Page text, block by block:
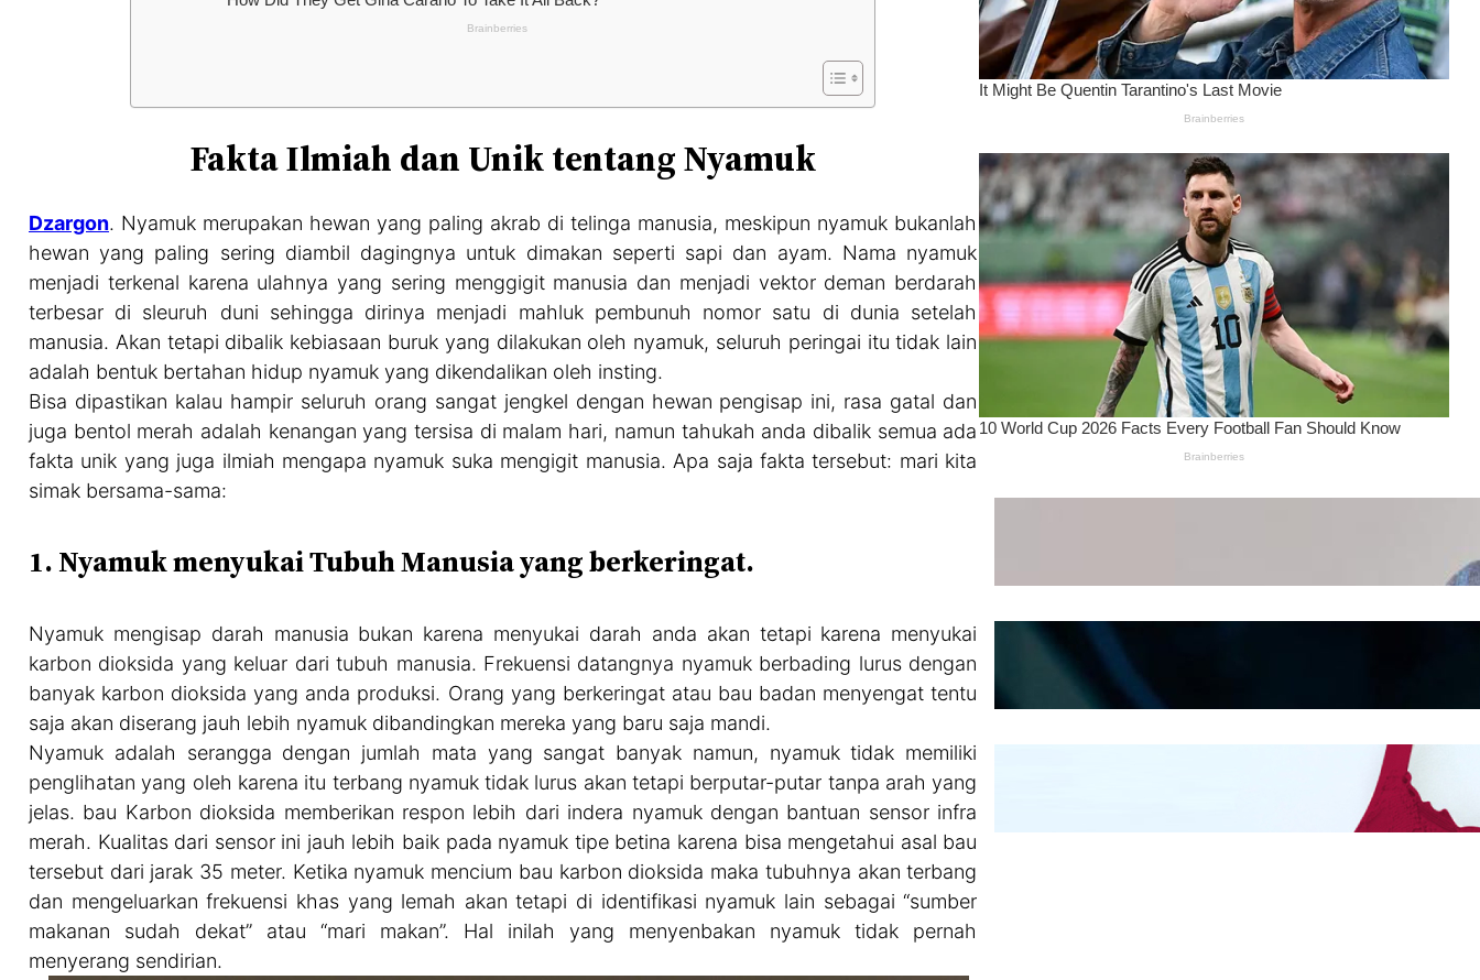
Fakta Ilmiah dan Unik tentang Nyamuk
Dzargon. Nyamuk merupakan hewan yang paling akrab di telinga manusia, meskipun nyamuk bukanlah
hewan yang paling sering diambil dagingnya untuk dimakan seperti sapi dan ayam. Nama nyamuk
menjadi terkenal karena ulahnya yang sering menggigit manusia dan menjadi vektor deman berdarah
terbesar di sleuruh duni sehingga dirinya menjadi mahluk pembunuh nomor satu di dunia setelah
manusia. Akan tetapi dibalik kebiasaan buruk yang dilakukan oleh nyamuk, seluruh peringai itu tidak lain
adalah bentuk bertahan hidup nyamuk yang dikendalikan oleh insting.
Bisa dipastikan kalau hampir seluruh orang sangat jengkel dengan hewan pengisap ini, rasa gatal dan
juga bentol merah adalah kenangan yang tersisa di malam hari, namun tahukah anda dibalik semua ada
fakta unik yang juga ilmiah mengapa nyamuk suka mengigit manusia. Apa saja fakta tersebut: mari kita
simak bersama-sama:
1. Nyamuk menyukai Tubuh Manusia yang berkeringat.
Nyamuk mengisap darah manusia bukan karena menyukai darah anda akan tetapi karena menyukai
karbon dioksida yang keluar dari tubuh manusia. Frekuensi datangnya nyamuk berbading lurus dengan
banyak karbon dioksida yang anda produksi. Orang yang berkeringat atau bau badan menyengat tentu
saja akan diserang jauh lebih nyamuk dibandingkan mereka yang baru saja mandi.
Nyamuk adalah serangga dengan jumlah mata yang sangat banyak namun, nyamuk tidak memiliki
penglihatan yang oleh karena itu terbang nyamuk tidak lurus akan tetapi berputar-putar tanpa arah yang
jelas. bau Karbon dioksida memberikan respon lebih dari indera nyamuk dengan bantuan sensor infra
merah. Kualitas dari sensor ini jauh lebih baik pada nyamuk tipe betina karena bisa mengetahui asal bau
tersebut dari jarak 35 meter. Ketika nyamuk mencium bau karbon dioksida maka tubuhnya akan terbang
dan mengeluarkan frekuensi khas yang lemah akan tetapi di identifikasi nyamuk lain sebagai “sumber
makanan sudah dekat” atau “mari makan”. Hal inilah yang menyenbakan nyamuk tidak pernah
menyerang sendirian.
Wanita Pamer Pakaian
Kepribadian
Mengintip Kepribadian
Wanita Dari Warna Bra